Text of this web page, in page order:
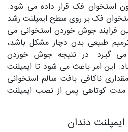
استخوان فک قرار داده می شود.
فک بر روی سطح ایمپلنت رشد
فرایند جوش خوردن استخوانی می
طبیعی بدن دچار مشکل باشد،
می گیرد. در نتیجه جوش خوردن
این امر باعث می شود تا ایمپلنت
ناکافی بافت سالم استخوانی
مدت کوتاهی پس از نصب ایمپلنت
دندان